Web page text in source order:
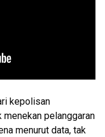
kepolisan
pelanggaran
menurut data, tak